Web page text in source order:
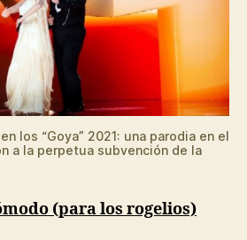
los “Goya” 2021: una parodia en el
a la perpetua subvención de la
(para los rogelios)